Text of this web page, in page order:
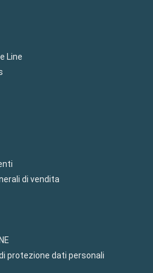
Line
di vendita
protezione dati personali